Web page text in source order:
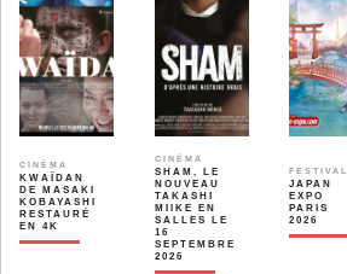
CINÉMA
KWAÏDAN
DE MASAKI
KOBAYASHI
RESTAURÉ
EN 4K
CINÉMA
SHAM, LE
NOUVEAU
TAKASHI
MIIKE EN
SALLES LE
16
SEPTEMBRE
2026
FESTIVAL
JAPAN
EXPO
PARIS
2026